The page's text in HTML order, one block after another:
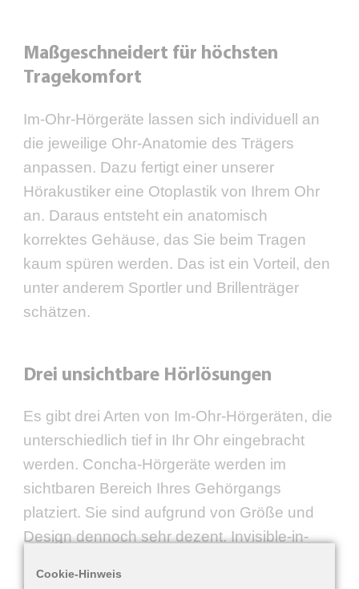
Maßgeschneidert für höchsten
Tragekomfort
Im-Ohr-Hörgeräte lassen sich individuell an
die jeweilige Ohr-Anatomie des Trägers
anpassen. Dazu fertigt einer unserer
Hörakustiker eine Otoplastik von Ihrem Ohr
an. Daraus entsteht ein anatomisch
korrektes Gehäuse, das Sie beim Tragen
kaum spüren werden. Das ist ein Vorteil, den
unter anderem Sportler und Brillenträger
schätzen.
Drei unsichtbare Hörlösungen
Es gibt drei Arten von Im-Ohr-Hörgeräten, die
unterschiedlich tief in Ihr Ohr eingebracht
werden. Concha-Hörgeräte werden im
sichtbaren Bereich Ihres Gehörgangs
platziert. Sie sind aufgrund von Größe und
Design dennoch sehr dezent. Invisible-in-
Cookie-Hinweis